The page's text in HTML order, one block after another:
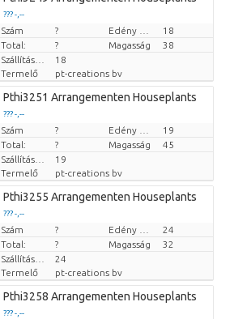
??? -,--
Darabb ár
Szám ?
18
Total:
? Magasság
38
Szállítási magasság
18
Termelő
pt-creations bv
Pthi3251 Arrangementen Houseplants
??? -,--
Darabb ár
Szám ?
19
Total:
? Magasság
45
Szállítási magasság
19
Termelő
pt-creations bv
Pthi3255 Arrangementen Houseplants
??? -,--
Darabb ár
Szám ?
24
Total:
? Magasság
32
Szállítási magasság
24
Termelő
pt-creations bv
Pthi3258 Arrangementen Houseplants
??? -,--